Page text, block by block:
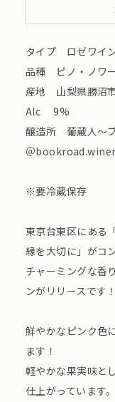
タイプ ロゼワイ
品種 ピノ・ノワ
産地 山梨県勝沼
Alc 9%
醸造所 葡蔵人〜
＠
※要冷蔵保存
東京台東区にある
縁を大切に」がコ
チャーミングな香
ンがリリースです！
鮮やかなピンク色
ます！
軽やかな果実味と
仕上がっています。